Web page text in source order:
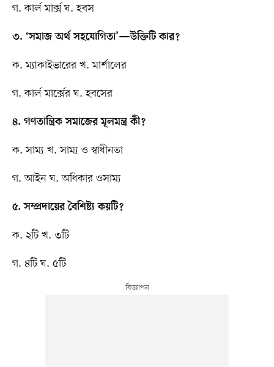
গ. কার্ল মার্ক্স ঘ. হবস
৩. ‘সমাজ অর্থ সহযোগিতা’—উক্তিটি কার?
ক. ম্যাকাইভারের খ. মার্শালের
গ. কার্ল মার্ক্সের ঘ. হবসের
৪. গণতান্ত্রিক সমাজের মূলমন্ত্র কী?
ক. সাম্য খ. সাম্য ও স্বাধীনতা
গ. আইন ঘ. অধিকার ওসাম্য
৫. সম্প্রদায়ের বৈশিষ্ট্য কয়টি?
ক. ২টি খ. ৩টি
গ. ৪টি ঘ. ৫টি